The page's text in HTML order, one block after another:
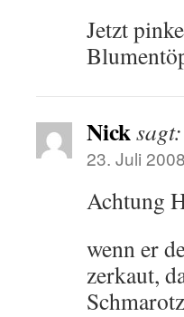
Jetzt
Nicksagt:
23. Juli
Achtung
wenn er
zerkaut,